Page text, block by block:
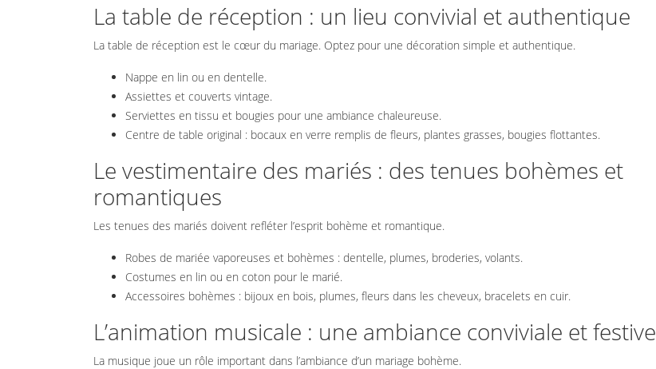
RESTAURATION
ET TRAITEUR
La table de réception : un lieu convivial et authentique
La table de réception est le cœur du mariage. Optez pour une décoration simple et authentique.
Nappe en lin ou en dentelle.
Assiettes et couverts vintage.
Serviettes en tissu et bougies pour une ambiance chaleureuse.
Centre de table original : bocaux en verre remplis de fleurs, plantes grasses, bougies flottantes.
Le vestimentaire des mariés : des tenues bohèmes et
romantiques
Les tenues des mariés doivent refléter l’esprit bohème et romantique.
Robes de mariée vaporeuses et bohèmes : dentelle, plumes, broderies, volants.
Costumes en lin ou en coton pour le marié.
Accessoires bohèmes : bijoux en bois, plumes, fleurs dans les cheveux, bracelets en cuir.
L’animation musicale : une ambiance conviviale et festive
La musique joue un rôle important dans l’ambiance d’un mariage bohème.